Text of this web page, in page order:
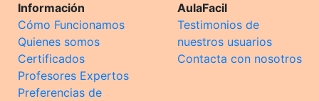
Información
Cómo Funcionamos
Quienes somos
Certificados
Profesores Expertos
Preferencias de
AulaFacil
Testimonios de
nuestros usuarios
Contacta con nosotros